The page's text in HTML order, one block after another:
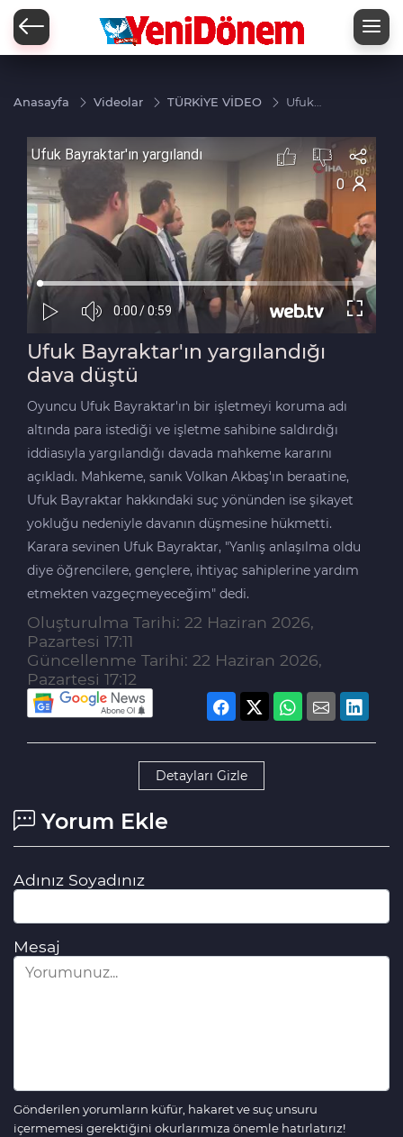
Anasayfa Videolar TÜRKİYE VİDEO
Ufuk
dava düştü
Ufuk Bayraktar'ın yargılandığı
dava düştü
Oyuncu Ufuk Bayraktar'ın bir işletmeyi koruma adı
altında para istediği ve işletme sahibine saldırdığı
iddiasıyla yargılandığı davada mahkeme kararını
açıkladı. Mahkeme, sanık Volkan Akbaş'ın beraatine,
Ufuk Bayraktar hakkındaki suç yönünden ise şikayet
yokluğu nedeniyle davanın düşmesine hükmetti.
Karara sevinen Ufuk Bayraktar, "Yanlış anlaşılma oldu
diye öğrencilere, gençlere, ihtiyaç sahiplerine yardım
etmekten vazgeçmeyeceğim" dedi.
Oluşturulma Tarihi: 22 Haziran 2026,
Pazartesi 17:11
Güncellenme Tarihi: 22 Haziran 2026,
Pazartesi 17:12
Detayları Gizle
Yorum Ekle
Adınız Soyadınız
Mesaj
Gönderilen yorumların küfür, hakaret ve suç unsuru
içermemesi gerektiğini okurlarımıza önemle hatırlatırız!